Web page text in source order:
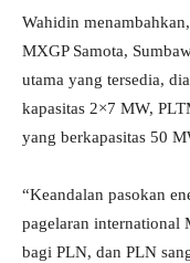
Wahidin
MXGP Samota,
utama yang tersedia,
kapasitas 2×7 MW,
yang berkapasitas 50
“Keandalan pasokan
pagelaran international
bagi PLN, dan PLN